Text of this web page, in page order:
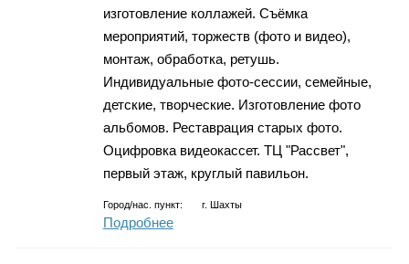
изготовление коллажей. Съёмка
мероприятий, торжеств (фото и видео),
монтаж, обработка, ретушь.
Индивидуальные фото-сессии, семейные,
детские, творческие. Изготовление фото
альбомов. Реставрация старых фото.
Оцифровка видеокассет. ТЦ "Рассвет",
первый этаж, круглый павильон.
Город/нас. пункт: г. Шахты
Подробнее